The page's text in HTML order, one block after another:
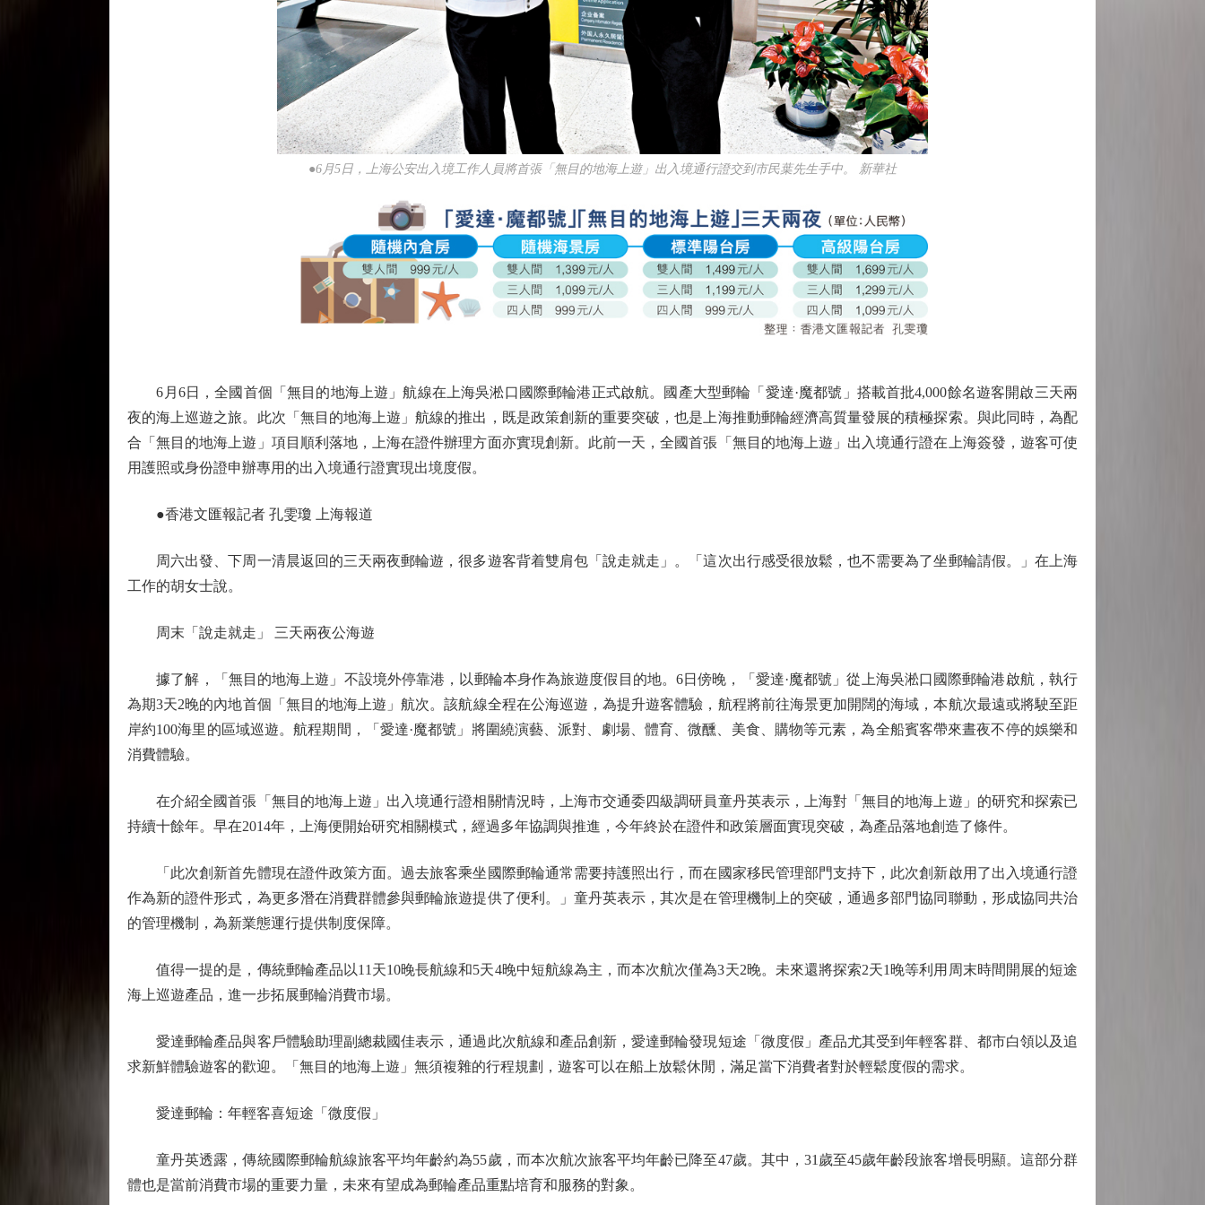
●6月5日，上海公安出入境工作人員將首張「無目的地海上遊」出入境通行證交到市民葉先生手中。 新華社
6月6日，全國首個「無目的地海上遊」航線在上海吳淞口國際郵輪港正式啟航。國產大型郵輪「愛達·魔都號」搭載首批4,000餘名遊客開啟三天兩
夜的海上巡遊之旅。此次「無目的地海上遊」航線的推出，既是政策創新的重要突破，也是上海推動郵輪經濟高質量發展的積極探索。與此同時，為配
合「無目的地海上遊」項目順利落地，上海在證件辦理方面亦實現創新。此前一天，全國首張「無目的地海上遊」出入境通行證在上海簽發，遊客可使
用護照或身份證申辦專用的出入境通行證實現出境度假。
●香港文匯報記者 孔雯瓊 上海報道
周六出發、下周一清晨返回的三天兩夜郵輪遊，很多遊客背着雙肩包「說走就走」。「這次出行感受很放鬆，也不需要為了坐郵輪請假。」在上海
工作的胡女士說。
周末「說走就走」 三天兩夜公海遊
據了解，「無目的地海上遊」不設境外停靠港，以郵輪本身作為旅遊度假目的地。6日傍晚，「愛達·魔都號」從上海吳淞口國際郵輪港啟航，執行
為期3天2晚的內地首個「無目的地海上遊」航次。該航線全程在公海巡遊，為提升遊客體驗，航程將前往海景更加開闊的海域，本航次最遠或將駛至距
岸約100海里的區域巡遊。航程期間，「愛達·魔都號」將圍繞演藝、派對、劇場、體育、微醺、美食、購物等元素，為全船賓客帶來晝夜不停的娛樂和
消費體驗。
在介紹全國首張「無目的地海上遊」出入境通行證相關情況時，上海市交通委四級調研員童丹英表示，上海對「無目的地海上遊」的研究和探索已
持續十餘年。早在2014年，上海便開始研究相關模式，經過多年協調與推進，今年終於在證件和政策層面實現突破，為產品落地創造了條件。
「此次創新首先體現在證件政策方面。過去旅客乘坐國際郵輪通常需要持護照出行，而在國家移民管理部門支持下，此次創新啟用了出入境通行證
作為新的證件形式，為更多潛在消費群體參與郵輪旅遊提供了便利。」童丹英表示，其次是在管理機制上的突破，通過多部門協同聯動，形成協同共治
的管理機制，為新業態運行提供制度保障。
值得一提的是，傳統郵輪產品以11天10晚長航線和5天4晚中短航線為主，而本次航次僅為3天2晚。未來還將探索2天1晚等利用周末時間開展的短途
海上巡遊產品，進一步拓展郵輪消費市場。
愛達郵輪產品與客戶體驗助理副總裁國佳表示，通過此次航線和產品創新，愛達郵輪發現短途「微度假」產品尤其受到年輕客群、都市白領以及追
求新鮮體驗遊客的歡迎。「無目的地海上遊」無須複雜的行程規劃，遊客可以在船上放鬆休閒，滿足當下消費者對於輕鬆度假的需求。
愛達郵輪：年輕客喜短途「微度假」
童丹英透露，傳統國際郵輪航線旅客平均年齡約為55歲，而本次航次旅客平均年齡已降至47歲。其中，31歲至45歲年齡段旅客增長明顯。這部分群
體也是當前消費市場的重要力量，未來有望成為郵輪產品重點培育和服務的對象。